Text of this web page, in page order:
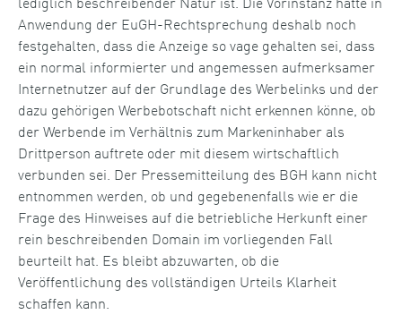
Anwendung der EuGH-Rechtsprechung deshalb noch
festgehalten, dass die Anzeige so vage gehalten sei, dass
ein normal informierter und angemessen aufmerksamer
Internetnutzer auf der Grundlage des Werbelinks und der
dazu gehörigen Werbebotschaft nicht erkennen könne, ob
der Werbende im Verhältnis zum Markeninhaber als
Drittperson auftrete oder mit diesem wirtschaftlich
verbunden sei. Der Pressemitteilung des BGH kann nicht
entnommen werden, ob und gegebenenfalls wie er die
Frage des Hinweises auf die betriebliche Herkunft einer
rein beschreibenden Domain im vorliegenden Fall
beurteilt hat. Es bleibt abzuwarten, ob die
Veröffentlichung des vollständigen Urteils Klarheit
schaffen kann.